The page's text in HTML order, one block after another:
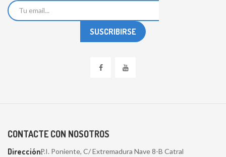
CONTACTE CON NOSOTROS
Dirección:P.I. Poniente, C/ Extremadura Nave 8-B Catral